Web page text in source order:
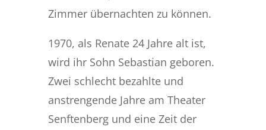
Zimmer übernachten zu können.
1970, als Renate 24 Jahre alt ist,
wird ihr Sohn Sebastian geboren.
Zwei schlecht bezahlte und
anstrengende Jahre am Theater
Senftenberg und eine Zeit der